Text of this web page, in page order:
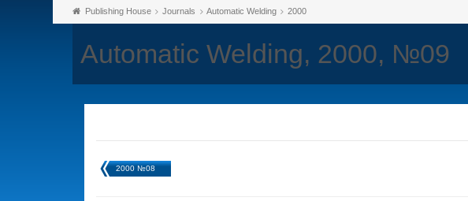
Publishing House Journals Automatic Welding 2000
Automatic Welding, 2000, №09
2000 №08